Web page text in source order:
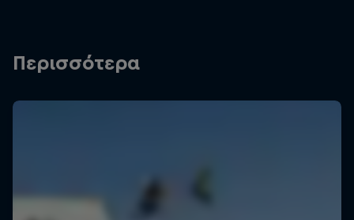
Περισσότερα